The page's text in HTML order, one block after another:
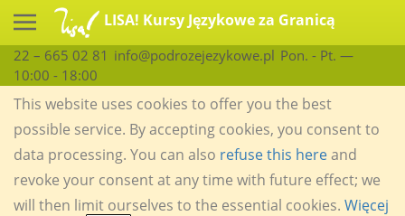
LISA! Kursy Językowe za Granicą
22 – 665 02 81 info@podrozejezykowe.pl Pon. - Pt. —
10:00 - 18:00
This website uses cookies to offer you the best
possible service. By accepting cookies, you consent to
data processing. You can also refuse this hereand
revoke your consent at any time with future effect; we
will then limit ourselves to the essential cookies. Więcej